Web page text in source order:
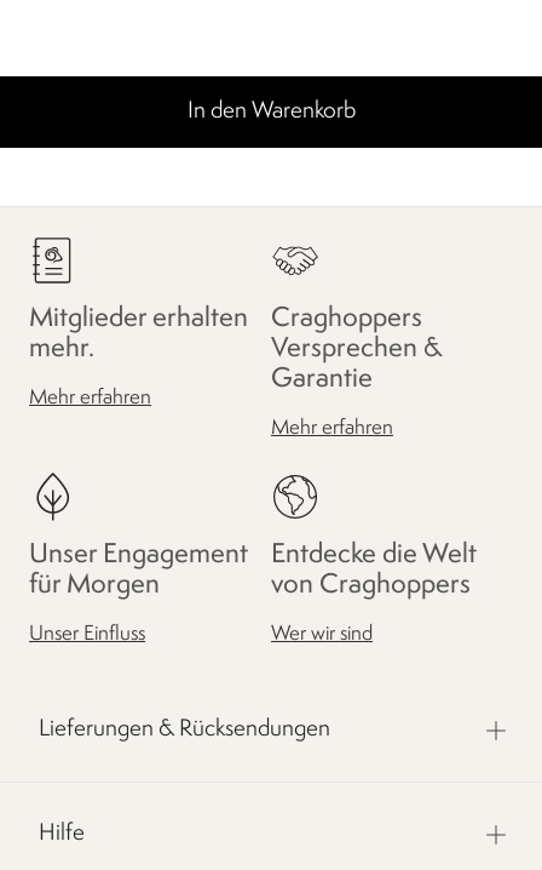
In den Warenkorb
Mitglieder erhalten
mehr.
Mehr erfahren
Craghoppers
Versprechen &
Garantie
Mehr erfahren
Unser Engagement
für Morgen
Unser Einfluss
Entdecke die Welt
von Craghoppers
Wer wir sind
Lieferungen & Rücksendungen
Hilfe